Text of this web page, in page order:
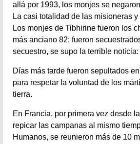
allá por 1993, los monjes se
La casi totalidad de las misioneras
Los monjes de Tibhirine fueron los
más anciano 82; fueron
secuestro, se supo la terrible
Días más tarde fueron sepultados
para respetar la voluntad de los
tierra.
En Francia, por primera vez desde
repicar las campanas al mismo
Humanos, se reunieron más de 10